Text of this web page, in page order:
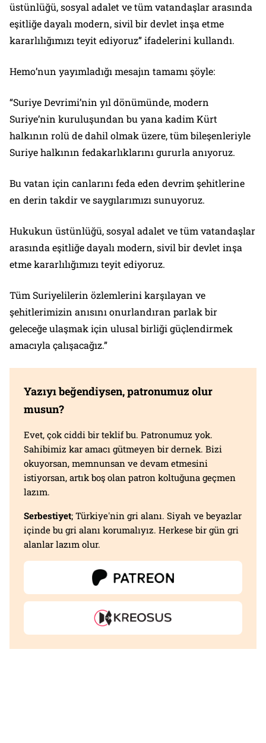
üstünlüğü, sosyal adalet ve tüm vatandaşlar arasında
eşitliğe dayalı modern, sivil bir devlet inşa etme
kararlılığımızı teyit ediyoruz” ifadelerini kullandı.
Hemo’nun yayımladığı mesajın tamamı şöyle:
“Suriye Devrimi’nin yıl dönümünde, modern
Suriye’nin kuruluşundan bu yana kadim Kürt
halkının rolü de dahil olmak üzere, tüm bileşenleriyle
Suriye halkının fedakarlıklarını gururla anıyoruz.
Bu vatan için canlarını feda eden devrim şehitlerine
en derin takdir ve saygılarımızı sunuyoruz.
Hukukun üstünlüğü, sosyal adalet ve tüm vatandaşlar
arasında eşitliğe dayalı modern, sivil bir devlet inşa
etme kararlılığımızı teyit ediyoruz.
Tüm Suriyelilerin özlemlerini karşılayan ve
şehitlerimizin anısını onurlandıran parlak bir
geleceğe ulaşmak için ulusal birliği güçlendirmek
amacıyla çalışacağız.”
Yazıyı beğendiysen, patronumuz olur
musun?
Evet, çok ciddi bir teklif bu. Patronumuz yok.
Sahibimiz kar amacı gütmeyen bir dernek. Bizi
okuyorsan, memnunsan ve devam etmesini
istiyorsan, artık boş olan patron koltuğuna geçmen
lazım.
Serbestiyet; Türkiye'nin gri alanı. Siyah ve beyazlar
içinde bu gri alanı korumalıyız. Herkese bir gün gri
alanlar lazım olur.